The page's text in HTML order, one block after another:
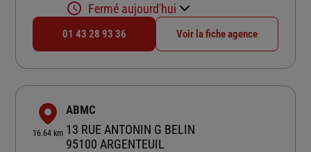
Fermé aujourd'hui
01 43 28 93 36 Voir la fiche agence
16.64 km
ABMC
13 RUE ANTONIN G BELIN
95100 ARGENTEUIL